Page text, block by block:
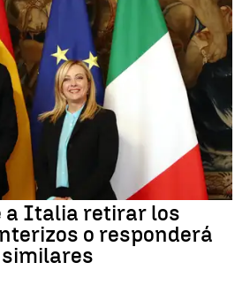
a Italia retirar los
o responderá